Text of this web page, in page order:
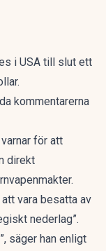
i USA till slut ett
kommentarerna
varnar för att
direkt
vara besatta av
nederlag”.
säger han enligt